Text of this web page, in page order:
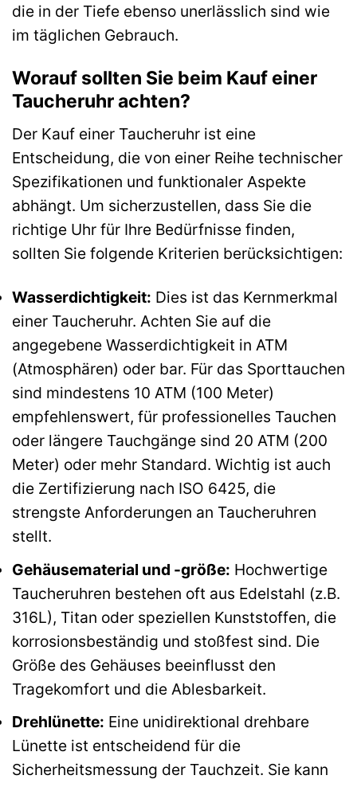
die in der Tiefe ebenso unerlässlich sind wie
im täglichen Gebrauch.
Worauf sollten Sie beim Kauf einer
Taucheruhr achten?
Der Kauf einer Taucheruhr ist eine
Entscheidung, die von einer Reihe technischer
Spezifikationen und funktionaler Aspekte
abhängt. Um sicherzustellen, dass Sie die
richtige Uhr für Ihre Bedürfnisse finden,
sollten Sie folgende Kriterien berücksichtigen:
Wasserdichtigkeit: Dies ist das Kernmerkmal
einer Taucheruhr. Achten Sie auf die
angegebene Wasserdichtigkeit in ATM
(Atmosphären) oder bar. Für das Sporttauchen
sind mindestens 10 ATM (100 Meter)
empfehlenswert, für professionelles Tauchen
oder längere Tauchgänge sind 20 ATM (200
Meter) oder mehr Standard. Wichtig ist auch
die Zertifizierung nach ISO 6425, die
strengste Anforderungen an Taucheruhren
stellt.
Gehäusematerial und -größe: Hochwertige
Taucheruhren bestehen oft aus Edelstahl (z.B.
316L), Titan oder speziellen Kunststoffen, die
korrosionsbeständig und stoßfest sind. Die
Größe des Gehäuses beeinflusst den
Tragekomfort und die Ablesbarkeit.
Drehlünette: Eine unidirektional drehbare
Lünette ist entscheidend für die
Sicherheitsmessung der Tauchzeit. Sie kann